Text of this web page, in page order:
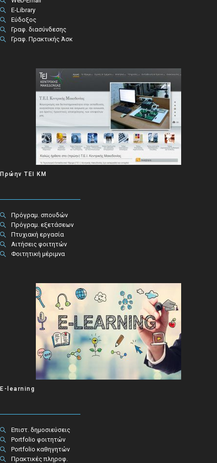
E-Library
Εύδοξος
Γραφ. διασύνδεσης
Γραφ. Πρακτικής Άσκ
Πρώην ΤΕΙ ΚΜ
Πρόγραμ. σπουδών
Πρόγραμ. εξετάσεων
Πτυχιακή εργασία
Αιτήσεις φοιτητών
Φοιτητική μέριμνα
E-learning
Επιστ. δημοσιεύσεις
Portfolio φοιτητών
Portfolio καθηγητών
Πρακτικές πληροφ.​